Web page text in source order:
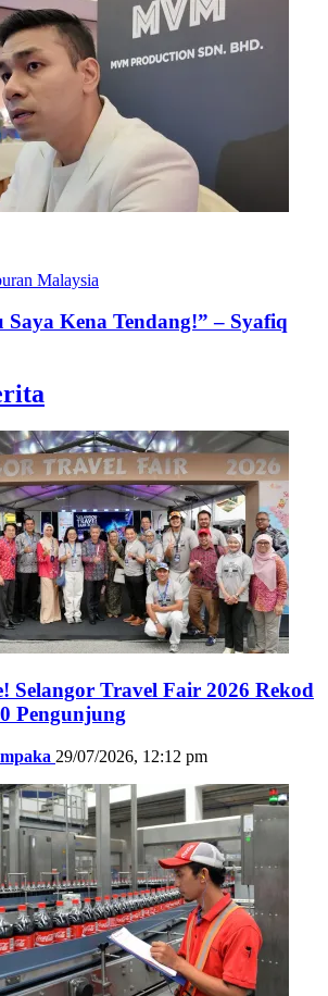
Malaysia
Saya Kena Tendang!” – Syafiq
Selangor Travel Fair 2026 Rekod
Pengunjung
29/07/2026, 12:12 pm